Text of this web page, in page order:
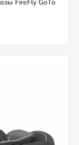
FireFly GoTo